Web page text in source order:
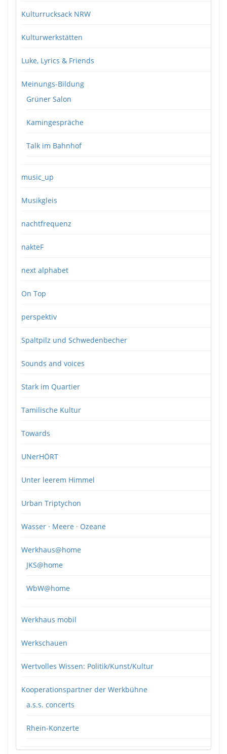
Kulturrucksack NRW
Kulturwerkstätten
Luke, Lyrics & Friends
Meinungs-Bildung
Grüner Salon
Kamingespräche
Talk im Bahnhof
music_up
Musikgleis
nachtfrequenz
nakteF
next alphabet
On Top
perspektiv
Spaltpilz und Schwedenbecher
Sounds and voices
Stark im Quartier
Tamilische Kultur
Towards
UNerHÖRT
Unter leerem Himmel
Urban Triptychon
Wasser · Meere · Ozeane
Werkhaus@home
JKS@home
WbW@home
Werkhaus mobil
Werkschauen
Wertvolles Wissen: Politik/Kunst/Kultur
Kooperationspartner der Werkbühne
a.s.s. concerts
Rhein-Konzerte